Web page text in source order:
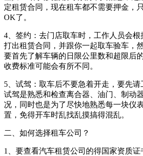
定租赁合同，现在租车都不需要押金，
OK了。
4、签约：去门店取车时，工作人员会根
打出租赁合同，并跟你一起取车验车，
要首先了解车辆的日限公里数和超限后
收费标准可能会有所不同。
5、试驾：取车后不要急着开走，要先请
试驾是熟悉和检查离合器、油门、制动
况，同时也是为了尽快地熟悉每一块仪
置，免得开车时乱找乱摸搞得混乱。
二、如何选择租车公司？
1、要查看汽车租赁公司的得国家资质